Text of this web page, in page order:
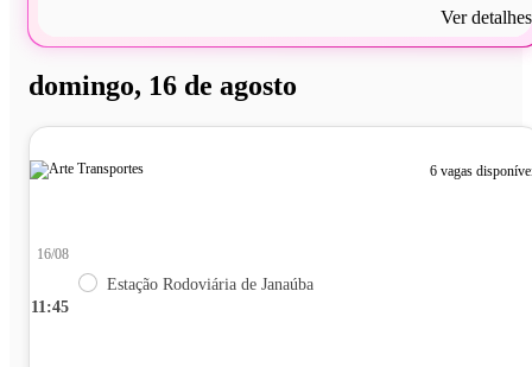
Ver detalhes
domingo, 16 de agosto
6 vagas
11:45
16/08
Estação Rodoviária de Janaúba